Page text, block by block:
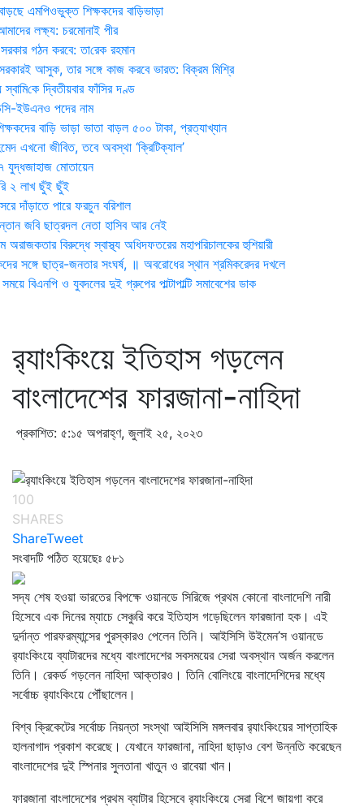
এমপিওভুক্ত শিক্ষকদের বাড়িভাড়া
লক্ষ্য: চরমোনাই পীর
গঠন করবে: তা‌রেক রহমান
আসুক, তার সঙ্গে কাজ করবে ভারত: বিক্রম মিশ্রি
দ্বিতীয়বার ফাঁসির দণ্ড
ইউএনও পদের নাম
বাড়ি ভাড়া ভাতা বাড়ল ৫০০ টাকা, প্রত্যাখ্যান
এখনো জীবিত, তবে অবস্থা ‘ক্রিটিক্যাল’
যুদ্ধজাহাজ মোতায়েন
২ লাখ ছুঁই ছুঁই
দাঁড়াতে পারে ফরচুন বরিশাল
জবি ছাত্রদল নেতা হাসিব আর নেই
অরাজকতার বিরুদ্ধে স্বাস্থ্য অধিদফতরের মহাপরিচালকের হুশিয়ারী
সঙ্গে ছাত্র-জনতার সংঘর্ষ, ॥ অবরোধের স্থান শ্রমিকরেদর দখলে
বিএনপি ও যুবদলের দুই গ্রুপের পাল্টাপাল্টি সমাবেশের ডাক
র‌্যাংকিংয়ে ইতিহাস গড়লেন
বাংলাদেশের ফারজানা-নাহিদা
প্রকাশিত: ৫:১৫ অপরাহ্ণ, জুলাই ২৫, ২০২৩
100
SHARES
ShareTweet
সংবাদটি পঠিত হয়েছেঃ ৫৮১
সদ্য শেষ হওয়া ভারতের বিপক্ষে ওয়ানডে সিরিজে প্রথম কোনো বাংলাদেশি নারী
হিসেবে এক দিনের ম্যাচে সেঞ্চুরি করে ইতিহাস গড়েছিলেন ফারজানা হক। এই
দুর্দান্ত পারফরম্যান্সের পুরস্কারও পেলেন তিনি। আইসিসি উইমেন’স ওয়ানডে
র‌্যাংকিংয়ে ব্যাটারদের মধ্যে বাংলাদেশের সবসময়ের সেরা অবস্থান অর্জন করলেন
তিনি। রেকর্ড গড়লেন নাহিদা আক্তারও। তিনি বোলিংয়ে বাংলাদেশিদের মধ্যে
সর্বোচ্চ র‌্যাংকিংয়ে পৌঁছালেন।
বিশ্ব ক্রিকেটের সর্বোচ্চ নিয়ন্তা সংস্থা আইসিসি মঙ্গলবার র‌্যাংকিংয়ের সাপ্তাহিক
হালনাগাদ প্রকাশ করেছে। যেখানে ফারজানা, নাহিদা ছাড়াও বেশ উন্নতি করেছেন
বাংলাদেশের দুই স্পিনার সুলতানা খাতুন ও রাবেয়া খান।
ফারজানা বাংলাদেশের প্রথম ব্যাটার হিসেবে র‌্যাংকিংয়ে সেরা বিশে জায়গা করে